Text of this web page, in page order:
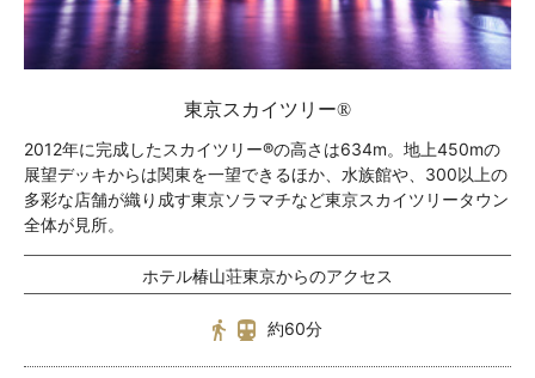
東京スカイツリー®
2012年に完成したスカイツリー®の高さは634m。地上450mの
展望デッキからは関東を一望できるほか、水族館や、300以上の
多彩な店舗が織り成す東京ソラマチなど東京スカイツリータウン
全体が見所。
ホテル椿山荘東京からのアクセス
約60分